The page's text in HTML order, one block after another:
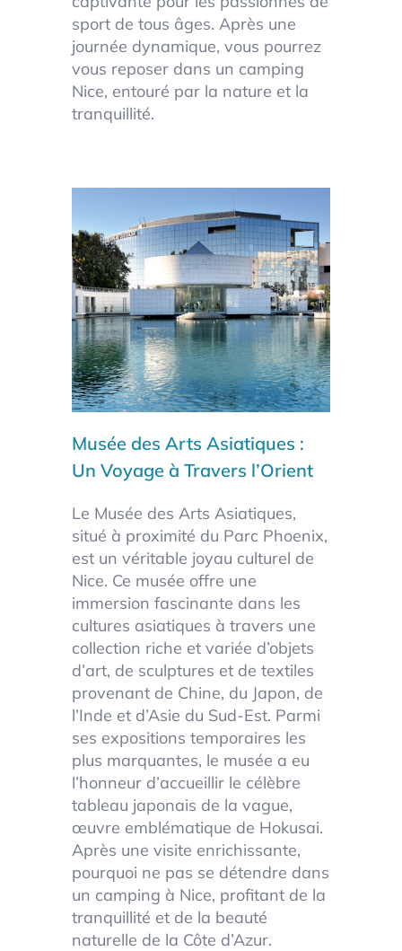
sport de tous âges. Après une
journée dynamique, vous pourrez
vous reposer dans un camping
Nice, entouré par la nature et la
tranquillité.
Musée des Arts Asiatiques :
Un Voyage à Travers l’Orient
Le Musée des Arts Asiatiques,
situé à proximité du Parc Phoenix,
est un véritable joyau culturel de
Nice. Ce musée offre une
immersion fascinante dans les
cultures asiatiques à travers une
collection riche et variée d’objets
d’art, de sculptures et de textiles
provenant de Chine, du Japon, de
l’Inde et d’Asie du Sud-Est. Parmi
ses expositions temporaires les
plus marquantes, le musée a eu
l’honneur d’accueillir le célèbre
tableau japonais de la vague,
œuvre emblématique de Hokusai.
Après une visite enrichissante,
pourquoi ne pas se détendre dans
un camping à Nice, profitant de la
tranquillité et de la beauté
naturelle de la Côte d’Azur.